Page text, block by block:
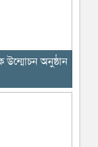
উন্মোচন অনুষ্ঠান